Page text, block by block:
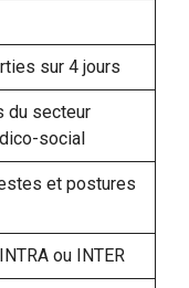
sur 4 jours
du secteur
social
et postures
ou INTER